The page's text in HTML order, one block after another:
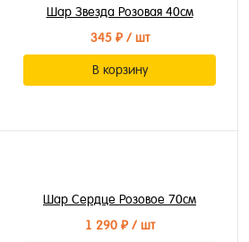
Шар Звезда Розовая 40см
345 ₽/ шт
В корзину
Шар Сердце Розовое 70см
1 290 ₽/ шт